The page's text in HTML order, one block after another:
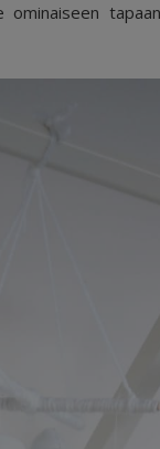
ominaiseen